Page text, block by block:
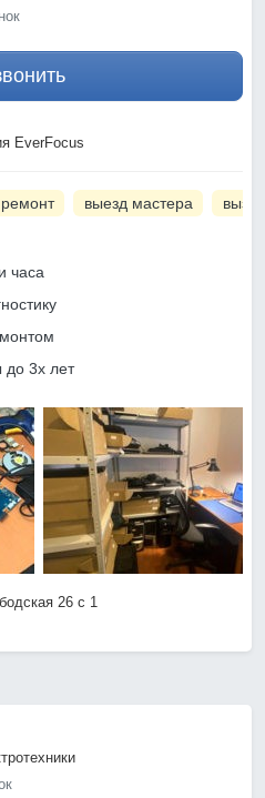
EverFocus
выезд мастера
часа
до 3х лет
26 с 1